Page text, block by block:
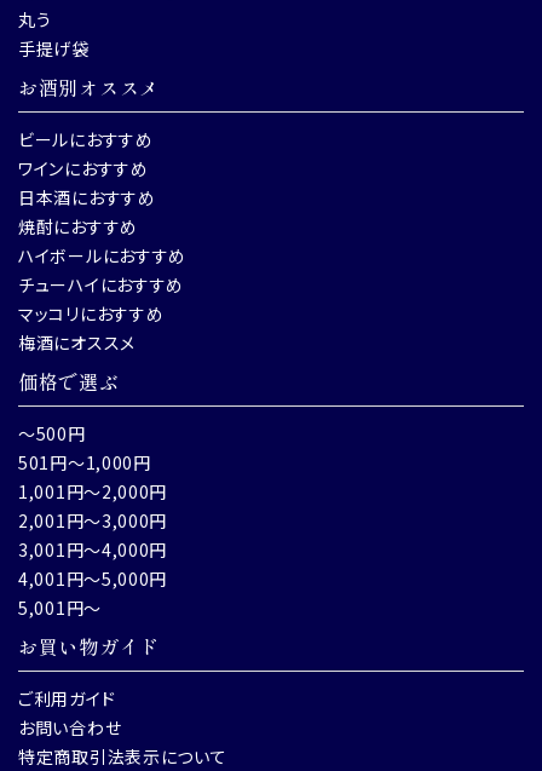
丸う
手提げ袋
お酒別オススメ
ビールにおすすめ
ワインにおすすめ
日本酒におすすめ
焼酎におすすめ
ハイボールにおすすめ
チューハイにおすすめ
マッコリにおすすめ
梅酒にオススメ
価格で選ぶ
～500円
501円～1,000円
1,001円～2,000円
2,001円～3,000円
3,001円～4,000円
4,001円～5,000円
5,001円～
お買い物ガイド
ご利用ガイド
お問い合わせ
特定商取引法表示について